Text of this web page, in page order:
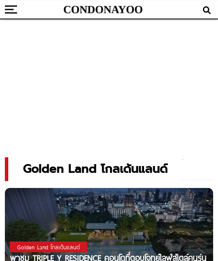
Golden Land โกลเด้นแลนด์
Golden Land โกลเด้นแลนด์
พาชม TRIPLE Y RESIDENCE คอนโดที่ตอบโจทย์ไลฟ์สไตล์คนรุ่น